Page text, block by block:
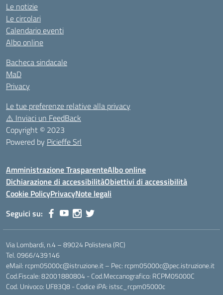
Le notizie
Le circolari
Calendario eventi
Albo online
Bacheca sindacale
MaD
Privacy
Le tue preferenze relative alla privacy
⚠️ Inviaci un FeedBack
Copyright © 2023
Powered by Picieffe Srl
Amministrazione TrasparenteAlbo online
Dichiarazione di accessibilitàObiettivi di accessibilità
Cookie PolicyPrivacyNote legali
Seguici su:
Via Lombardi, n.4 – 89024 Polistena (RC)
Tel. 0966/439146
eMail: rcpm05000c@istruzione.it – Pec: rcpm05000c@pec.istruzione.it
Cod.Fiscale: 82001880804 - Cod.Meccanografico: RCPM05000C
Cod. Univoco: UF83Q8 - Codice iPA: istsc_rcpm05000c